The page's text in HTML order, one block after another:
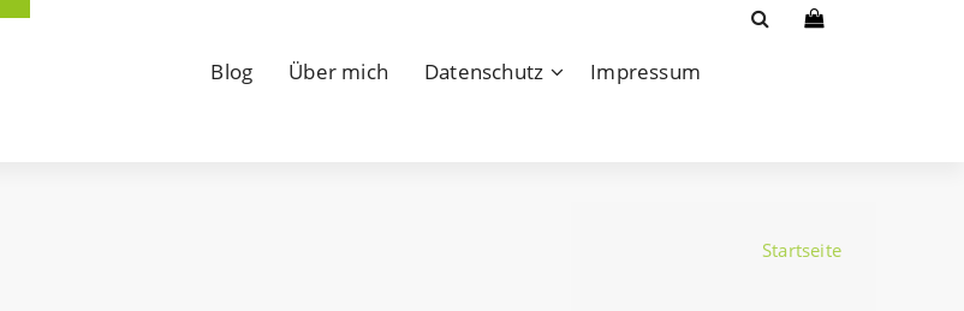
Blog Über mich Datenschutz Impressum
Startseite